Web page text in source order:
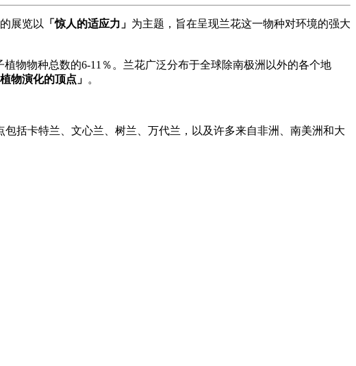
展览以 「惊人的适应力」 为主题，旨在呈现兰花这一物种对环境的强大
植物物种总数的6-11％。兰花广泛分布于全球除南极洲以外的各个地
植物演化的顶点」 。
括卡特兰、文心兰、树兰、万代兰，以及许多来自非洲、南美洲和大